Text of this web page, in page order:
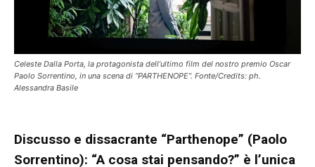
Celeste Dalla Porta, la protagonista dell’ultimo film del nostro premio Oscar
Paolo Sorrentino, in una scena di “PARTHENOPE”. Fonte/Credits: ph.
Alessandra Basile
Discusso e dissacrante “Parthenope” (Paolo
Sorrentino): “A cosa stai pensando?” è l’unica